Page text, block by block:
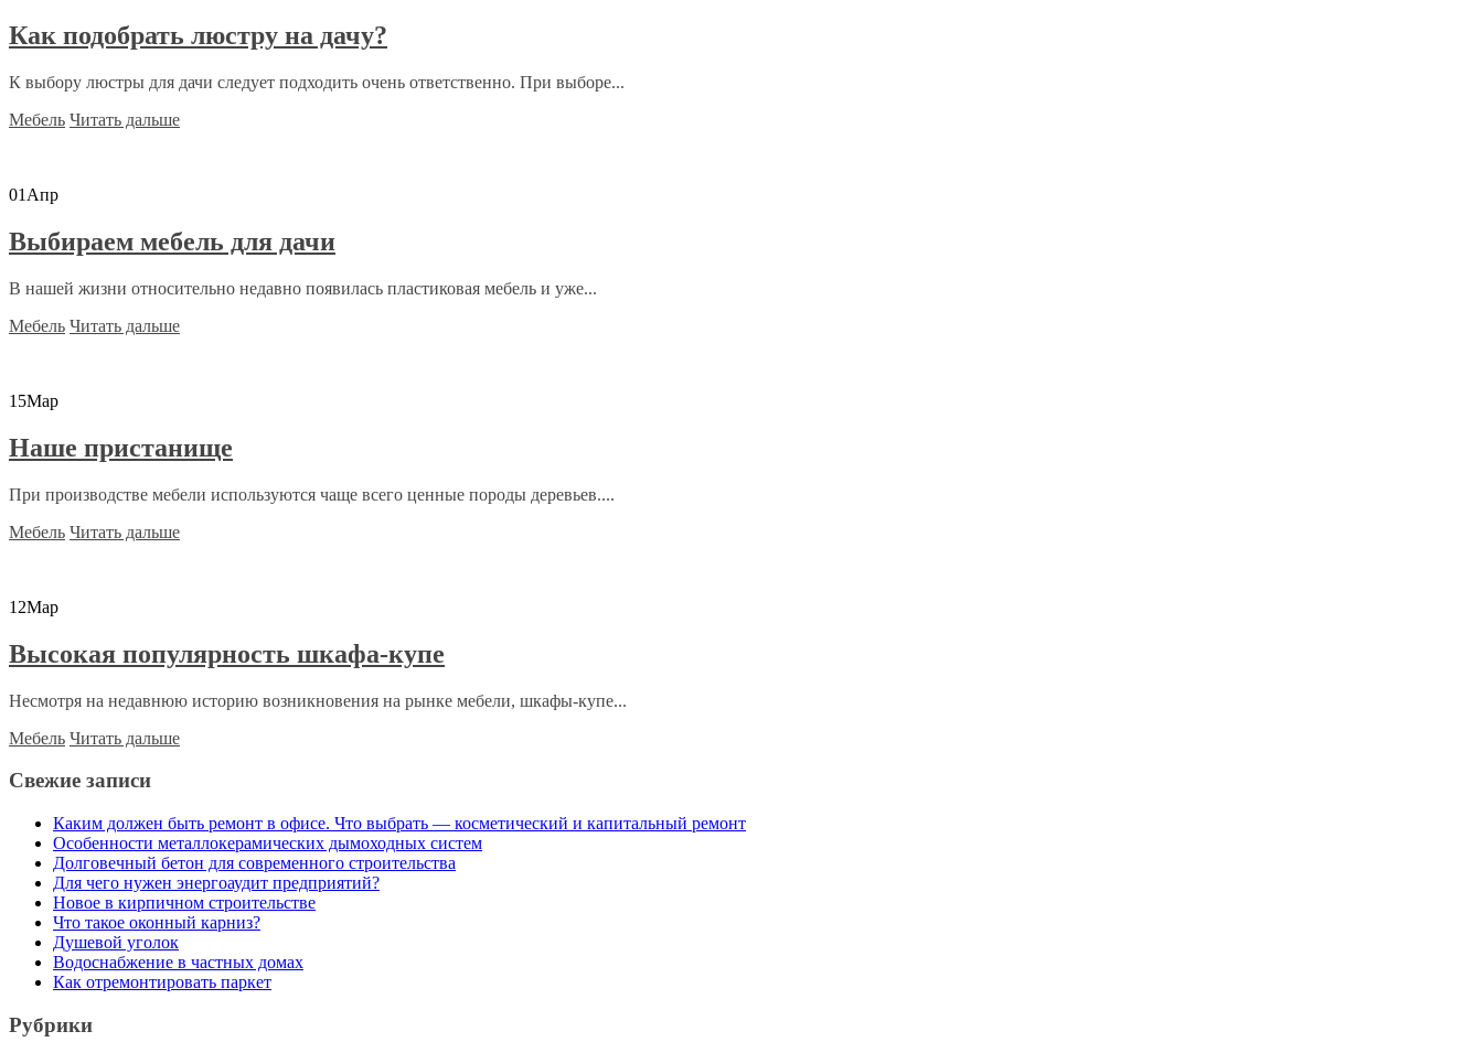
Как подобрать люстру на дачу?
К выбору люстры для дачи следует подходить очень ответственно. При выборе...
Мебель Читать дальше
01 Апр
Выбираем мебель для дачи
В нашей жизни относительно недавно появилась пластиковая мебель и уже...
Мебель Читать дальше
15Мар
Наше пристанище
При производстве мебели используются чаще всего ценные породы деревьев....
Мебель Читать дальше
12Мар
Высокая популярность шкафа-купе
Несмотря на недавнюю историю возникновения на рынке мебели, шкафы-купе...
Мебель Читать дальше
Свежие записи
Каким должен быть ремонт в офисе. Что выбрать — косметический и капитальный ремонт
Особенности металлокерамических дымоходных систем
Долговечный бетон для современного строительства
Для чего нужен энергоаудит предприятий?
Новое в кирпичном строительстве
Что такое оконный карниз?
Душевой уголок
Водоснабжение в частных домах
Как отремонтировать паркет
Рубрики